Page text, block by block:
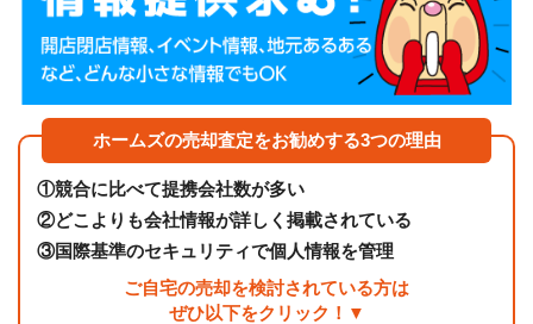
ホームズの売却査定をお勧めする3つの理由
①競合に比べて提携会社数が多い
②どこよりも会社情報が詳しく掲載されている
③国際基準のセキュリティで個人情報を管理
ご自宅の売却を検討されている方は
ぜひ以下をクリック！▼